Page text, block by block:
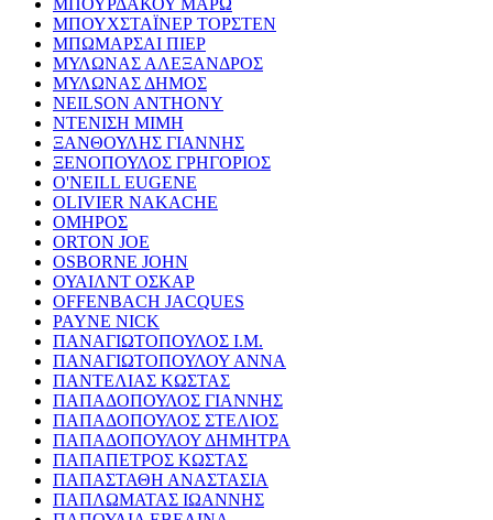
ΜΠΟΥΧΣΤΑΪΝΕΡ ΤΟΡΣΤΕΝ
ΜΠΩΜΑΡΣΑΙ ΠΙΕΡ
ΜΥΛΩΝΑΣ ΑΛΕΞΑΝΔΡΟΣ
ΜΥΛΩΝΑΣ ΔΗΜΟΣ
NEILSON ANTHONY
ΝΤΕΝΙΣΗ ΜΙΜΗ
ΞΑΝΘΟΥΛΗΣ ΓΙΑΝΝΗΣ
ΞΕΝΟΠΟΥΛΟΣ ΓΡΗΓΟΡΙΟΣ
O'NEILL EUGENE
OLIVIER NAKACHE
ΟΜΗΡΟΣ
ORTON JOE
OSBORNE JOHN
ΟΥΑΙΛΝΤ ΟΣΚΑΡ
OFFENBACH JACQUES
PAYNE NICK
ΠΑΝΑΓΙΩΤΟΠΟΥΛΟΣ Ι.Μ.
ΠΑΝΑΓΙΩΤΟΠΟΥΛΟΥ ΑΝΝΑ
ΠΑΝΤΕΛΙΑΣ ΚΩΣΤΑΣ
ΠΑΠΑΔΟΠΟΥΛΟΣ ΓΙΑΝΝΗΣ
ΠΑΠΑΔΟΠΟΥΛΟΣ ΣΤΕΛΙΟΣ
ΠΑΠΑΔΟΠΟΥΛΟΥ ΔΗΜΗΤΡΑ
ΠΑΠΑΠΕΤΡΟΣ ΚΩΣΤΑΣ
ΠΑΠΑΣΤΑΘΗ ΑΝΑΣΤΑΣΙΑ
ΠΑΠΛΩΜΑΤΑΣ ΙΩΑΝΝΗΣ